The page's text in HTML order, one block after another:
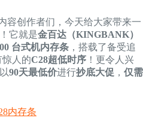
容创作者们，今天给大家带来一
它就是金百达（KINGBANK）
台式机内存条 ，搭载了备受追
惊人的C28超低时序 ！更令人兴
90天最低价进行抄底大促 ， 仅需
内存条